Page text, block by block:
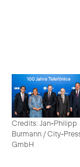
Credits: Jan-Philipp
Burmann / City-
GmbH